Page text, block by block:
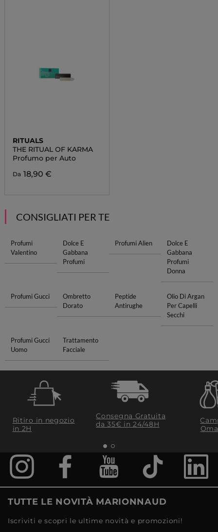
RITUALS
THE RITUAL OF KARMA
Profumo per Auto
Da 18,90 €
CONSIGLIATI PER TE
Profumi
Valentino
Dolce E
Gabbana
Profumi
Profumi Alien
Dolce E
Gabbana
Profumi
Donna
Profumi Gucci
Ombretto
Dorato
Peptide
Antirughe
Olio Di Argan
Per Capelli
Secchi
Profumi Gucci
Uomo
Trattamento
Facciale
Ritiro in negozio
in 2H
Consegna Gratuita
da 35€​ in 24/48H
TUTTE LE NOVITÀ MARIONNAUD
Iscriviti e scopri le ultime novità e promozioni!